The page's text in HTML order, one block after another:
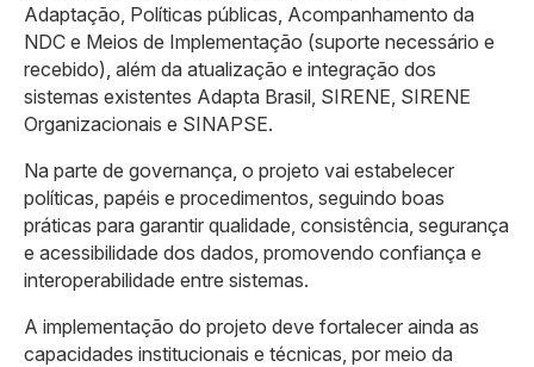
Adaptação, Políticas públicas, Acompanhamento da
NDC e Meios de Implementação (suporte necessário e
recebido), além da atualização e integração dos
sistemas existentes Adapta Brasil, SIRENE, SIRENE
Organizacionais e SINAPSE.
Na parte de governança, o projeto vai estabelecer
políticas, papéis e procedimentos, seguindo boas
práticas para garantir qualidade, consistência, segurança
e acessibilidade dos dados, promovendo confiança e
interoperabilidade entre sistemas.
A implementação do projeto deve fortalecer ainda as
capacidades institucionais e técnicas, por meio da